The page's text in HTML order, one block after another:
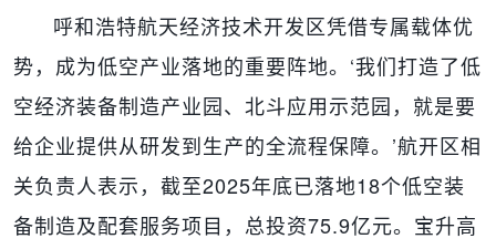
呼和浩特航天经济技术开发区凭借专属载体优
势，成为低空产业落地的重要阵地。‘我们打造了低
空经济装备制造产业园、北斗应用示范园，就是要
给企业提供从研发到生产的全流程保障。’航开区相
关负责人表示，截至2025年底已落地18个低空装
备制造及配套服务项目，总投资75.9亿元。宝升高